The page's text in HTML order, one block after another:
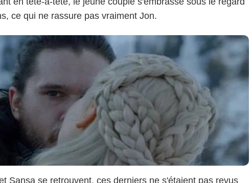
ce qui ne rassure pas vraiment Jon.
Sansa se retrouvent, ces derniers ne s'étaient pas revus